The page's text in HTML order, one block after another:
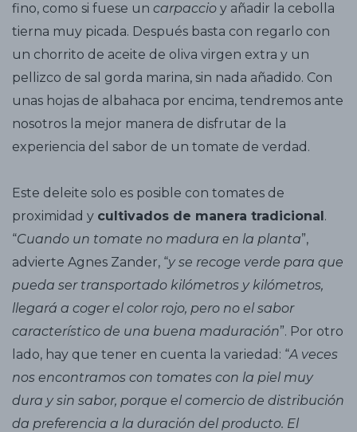
fino, como si fuese un carpaccio y añadir la cebolla
tierna muy picada. Después basta con regarlo con
un chorrito de aceite de oliva virgen extra y un
pellizco de sal gorda marina, sin nada añadido. Con
unas hojas de albahaca por encima, tendremos ante
nosotros la mejor manera de disfrutar de la
experiencia del sabor de un tomate de verdad.
Este deleite solo es posible con tomates de
proximidad y cultivados de manera tradicional.
“Cuando un tomate no madura en la planta”,
advierte Agnes Zander, “y se recoge verde para que
pueda ser transportado kilómetros y kilómetros,
llegará a coger el color rojo, pero no el sabor
característico de una buena maduración”. Por otro
lado, hay que tener en cuenta la variedad: “A veces
nos encontramos con tomates con la piel muy
dura y sin sabor, porque el comercio de distribución
da preferencia a la duración del producto. El